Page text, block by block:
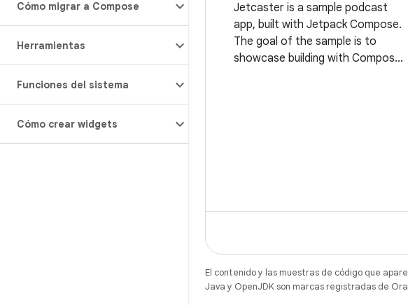
Cómo migrar a Compose
Herramientas
Funciones del sistema
Cómo crear widgets
Jetcaster is a sample podcast
app, built with Jetpack Compose.
The goal of the sample is to
showcase building with Compose
El contenido y las muestras de código que
Java y OpenJDK son marcas registradas de